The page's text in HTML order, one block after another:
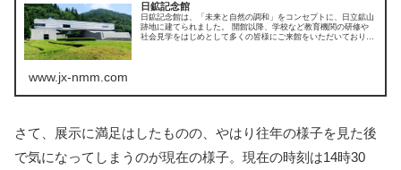
日鉱記念館
日鉱記念館は、「未来と自然の調和」をコンセプトに、日立鉱山
跡地に建てられました。 開館以降、学校など教育機関の研修や
社会見学をはじめとして多くの皆様にご来館をいただいておりま
www.jx-nmm.com
さて、展示に満足はしたものの、やはり往年の様子を見た後
で気になってしまうのが現在の様子。現在の時刻は14時30